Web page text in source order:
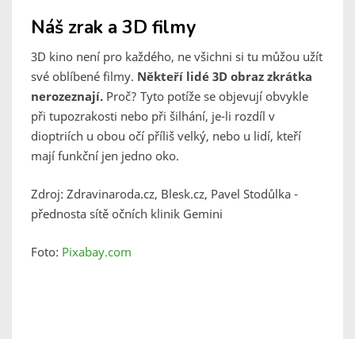
Náš zrak a 3D filmy
3D kino není pro každého, ne všichni si tu můžou užít
své oblíbené filmy. Někteří lidé 3D obraz zkrátka
nerozeznají. Proč? Tyto potíže se objevují obvykle
při tupozrakosti nebo při šilhání, je-li rozdíl v
dioptriích u obou očí příliš velký, nebo u lidí, kteří
mají funkční jen jedno oko.
Zdroj: Zdravinaroda.cz, Blesk.cz, Pavel Stodůlka -
přednosta sítě očních klinik Gemini
Foto: Pixabay.com